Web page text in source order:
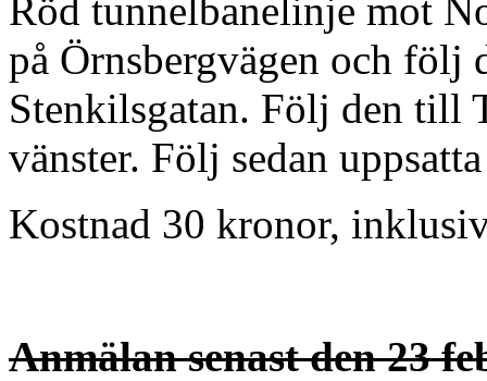
Röd tunnelbanelinje mot
på Örnsbergvägen och följ
Stenkilsgatan. Följ den till
vänster. Följ sedan
Kostnad 30 kronor,
Anmälan senast den 23